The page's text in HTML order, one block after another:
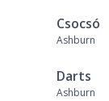
Csocsó
Ashburn
Darts
Ashburn